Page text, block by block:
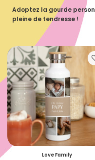
Adoptez la gourde
pleine de tendresse !
prénom , unmot
bouteille unique, à l’image
Parfaite pourles sorties
moments en famille
, elle
Grâce à sa conception de
boissons à la bonne
Uncadeau utile et plein
vous-même — parce que
souvenir.
Love Family